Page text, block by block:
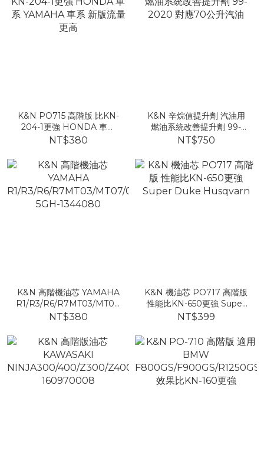
K&N PO715 高階版 比KN-
204-1更強 HONDA 車系
YAMAHA 車系 新版流量更
NT$380
K&N 辛烷值提升劑 汽油用
燃油系統改善提升劑 99-
2020 對應70公升汽油
NT$750
K&N 高階機油芯 YAMAHA
R1/R3/R6/R7MT03/MT07/09/MT10/
5GH-1344080
NT$380
K&N 機油芯 PO717 高階版
性能比KN-650更強 Super
Duke Husqvarn
NT$399